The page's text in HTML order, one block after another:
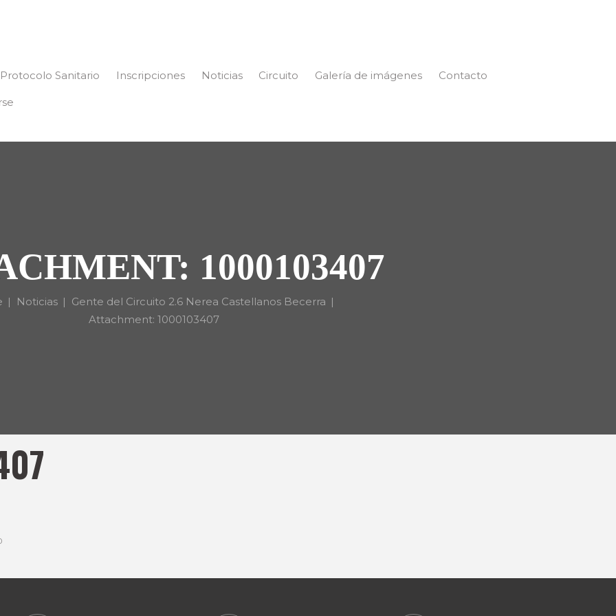
Protocolo Sanitario Inscripciones Noticias Circuito Galería de imágenes Contacto
1000103407
Noticias
Gente del Circuito 2.6 Nerea Castellanos Becerra
Attachment: 1000103407